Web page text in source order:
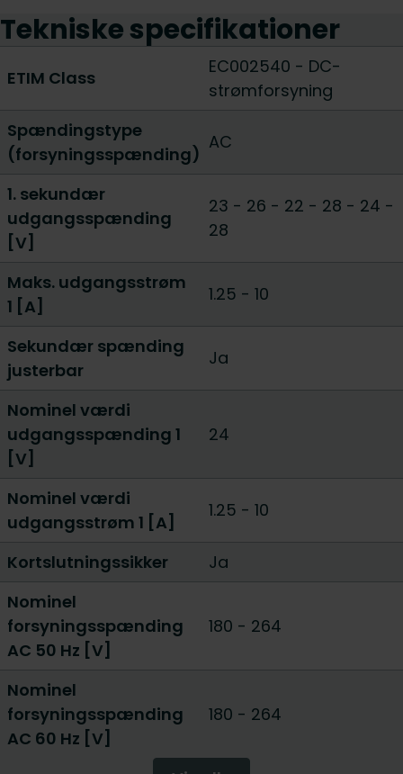
Tekniske specifikationer
ETIM Class
EC002540 - DC-
strømforsyning
Spændingstype
(forsyningsspænding)
AC
1. sekundær
udgangsspænding
[V]
23 - 26 - 22 - 28 - 24 -
28
Maks. udgangsstrøm
1 [A]
1.25 - 10
Sekundær spænding
justerbar
Ja
Nominel værdi
udgangsspænding 1
[V]
24
Nominel værdi
udgangsstrøm 1 [A]
1.25 - 10
Kortslutningssikker
Ja
Nominel
forsyningsspænding
AC 50 Hz [V]
180 - 264
Nominel
forsyningsspænding
AC 60 Hz [V]
180 - 264